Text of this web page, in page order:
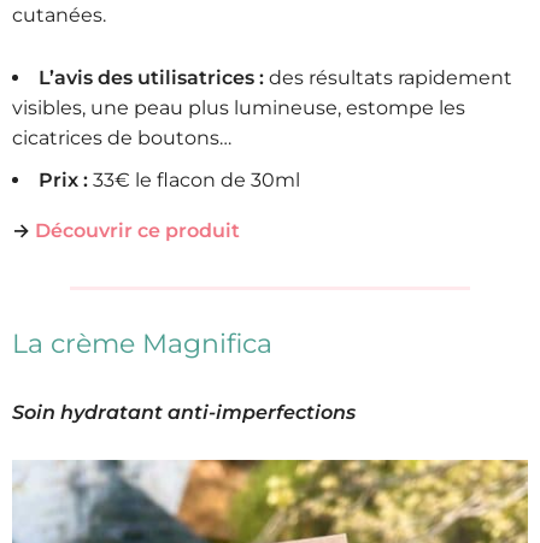
cutanées.
L’avis des utilisatrices : des résultats rapidement
visibles, une peau plus lumineuse, estompe les
cicatrices de boutons…
Prix : 33€ le flacon de 30ml
→ Découvrir ce produit
La crème Magnifica
Soin hydratant anti-imperfections